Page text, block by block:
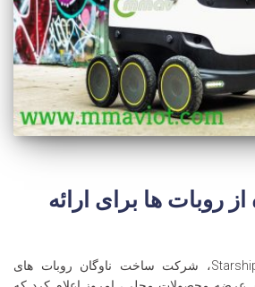
روبات ها برای ارائه
شرکت Starship Technologies، شرکت ساخت ناوگان روبات های